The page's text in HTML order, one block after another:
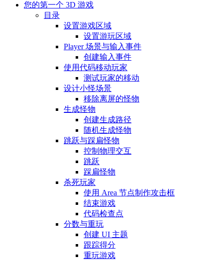
您的第一个 3D 游戏
目录
设置游戏区域
设置游玩区域
Player 场景与输入事件
创建输入事件
使用代码移动玩家
测试玩家的移动
设计小怪场景
移除离屏的怪物
生成怪物
创建生成路径
随机生成怪物
跳跃与踩扁怪物
控制物理交互
跳跃
踩扁怪物
杀死玩家
使用 Area 节点制作攻击框
结束游戏
代码检查点
分数与重玩
创建 UI 主题
跟踪得分
重玩游戏